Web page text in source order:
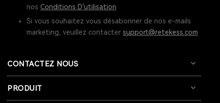
SYSTÈME D'INTERPHONE DE HAUT-PARLEUR DE FENÊTRE
SYSTÈME D'APPEL À L'ÉCRAN BIPEUR RESTAURANT
CASQUE DE COMMUNICATION BIDIRECTIONNEL
nos Conditions D'utilisation
Si vous souhaitez vous désabonner de nos e-mails
marketing, veuillez contacter support@retekess.com
CONTACTEZ NOUS
PRODUIT